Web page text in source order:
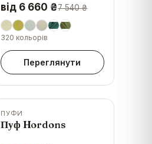
від 6 660 ₴7 540 ₴
320 кольорів
Переглянути
-5%
ПУФИ
Пуф Hordons